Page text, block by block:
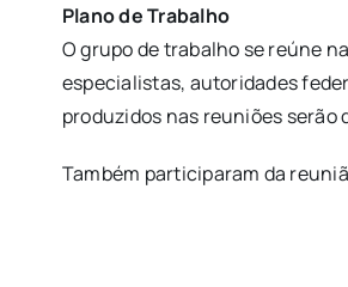
Plano de Trabalho
O grupo de trabalho se reúne
especialistas, autoridades
produzidos nas reuniões
Também participaram da